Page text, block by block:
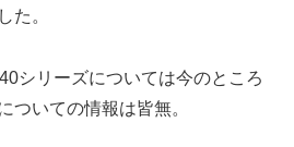
た。
シリーズについては今のところ
ついての情報は皆無。